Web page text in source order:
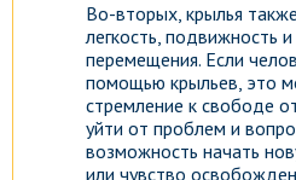
Во-вторых, крылья
легкость, подвижность
перемещения. Если
помощью крыльев, это
стремление к свободе
уйти от проблем и
возможность начать
или чувство